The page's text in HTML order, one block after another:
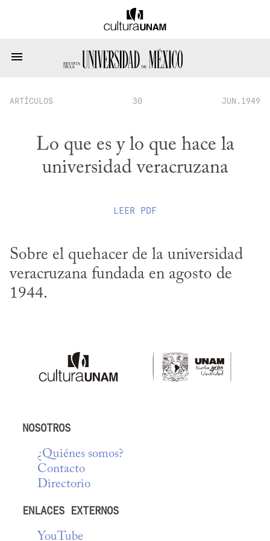
ARTÍCULOS 30 JUN.1949
Lo que es y lo que hace la
universidad veracruzana
LEER PDF
Sobre el quehacer de la universidad
veracruzana fundada en agosto de
1944.
NOSOTROS
¿Quiénes somos?
Contacto
Directorio
ENLACES EXTERNOS
YouTube